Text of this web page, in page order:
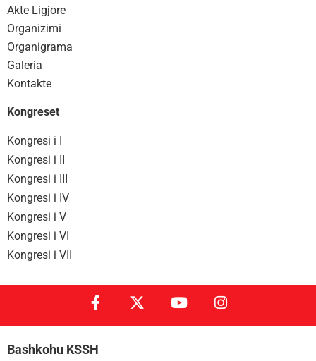
Akte Ligjore
Organizimi
Organigrama
Galeria
Kontakte
Kongreset
Kongresi i I
Kongresi i II
Kongresi i III
Kongresi i IV
Kongresi i V
Kongresi i VI
Kongresi i VII
Bashkohu KSSH